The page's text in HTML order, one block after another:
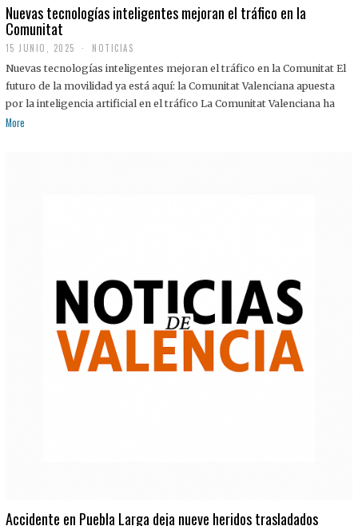
Nuevas tecnologías inteligentes mejoran el tráfico en la
Comunitat
15 JUNIO, 2025 NOTICIAS
Nuevas tecnologías inteligentes mejoran el tráfico en la Comunitat El
futuro de la movilidad ya está aquí: la Comunitat Valenciana apuesta
por la inteligencia artificial en el tráfico La Comunitat Valenciana ha
More
Accidente en Puebla Larga deja nueve heridos trasladados